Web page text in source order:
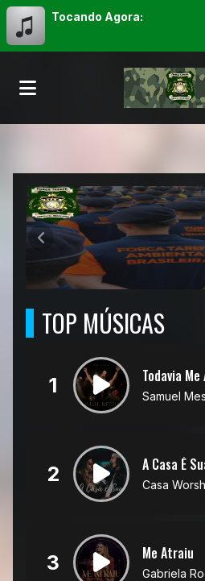
Tocando Agora:
FORCA TAREFA
Anterior
TOP MÚSICAS
1 Todavia
Samuel
2 A Casa É
Casa
3 Me Atraiu
Gabriela